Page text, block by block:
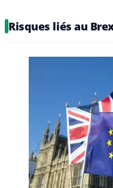
Risques liés au